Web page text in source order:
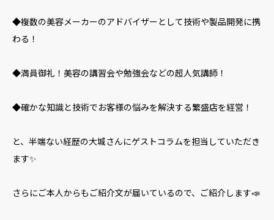
◆複数の美容メーカーのアドバイザーとして技術や製品開発に携
わる！
◆満員御礼！美容の講習会や勉強会などの超人気講師！
◆確かな知識と技術でお客様の悩みを解決する繁盛店を経営！
と、半端ない経歴の大城さんにゲストコラムを担当していただき
ます✨
さらにご本人からもご紹介文が届いているので、ご紹介します📣